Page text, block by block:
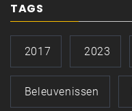
TAGS
2017 2023
Beleuvenissen